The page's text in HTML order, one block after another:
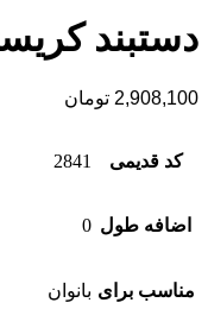
دستبند
2,908,100 تومان
کد قدیمی 2841
اضافه طول 0
مناسب برای بانوان